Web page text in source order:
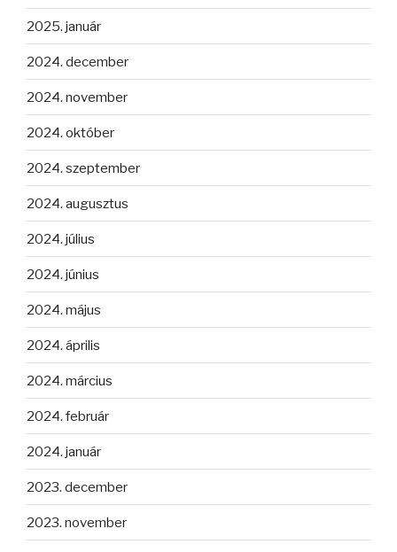
2025. január
2024. december
2024. november
2024. október
2024. szeptember
2024. augusztus
2024. július
2024. június
2024. május
2024. április
2024. március
2024. február
2024. január
2023. december
2023. november